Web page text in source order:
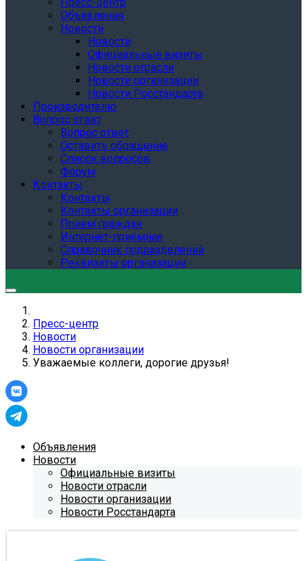
Объявления
Новости
Новости
Официальные визиты
Новости отрасли
Новости организации
Новости Росстандарта
Производителю
Вопрос ответ
Вопрос ответ
Оставить обращение
Список вопросов
Форум
Контакты
Контакты
Контакты организации
Прием граждан
Интернет-приёмная
Справочник подразделений
Реквизиты организации
Пресс-центр
Новости
Новости организации
Уважаемые коллеги, дорогие друзья!
Объявления
Новости
Официальные визиты
Новости отрасли
Новости организации
Новости Росстандарта